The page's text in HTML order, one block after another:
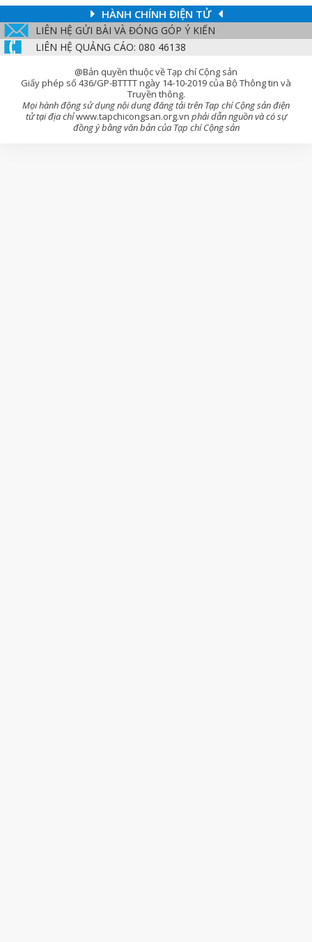
HÀNH CHÍNH ĐIỆN TỬ
LIÊN HỆ GỬI BÀI VÀ ĐÓNG GÓP Ý KIẾN
LIÊN HỆ QUẢNG CÁO: 080 46138
@Bản quyền thuộc về Tạp chí Cộng sản
Giấy phép số 436/GP-BTTTT ngày 14-10-2019 của Bộ Thông tin và
Truyền thông.
Mọi hành động sử dụng nội dung đăng tải trên Tạp chí Cộng sản điện
tử tại địa chỉwww.tapchicongsan.org.vn phải dẫn nguồn và có sự
đồng ý bằng văn bản của Tạp chí Cộng sản